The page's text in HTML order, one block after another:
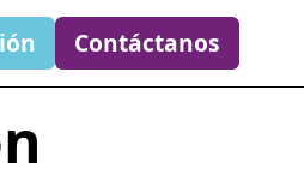
Contáctanos